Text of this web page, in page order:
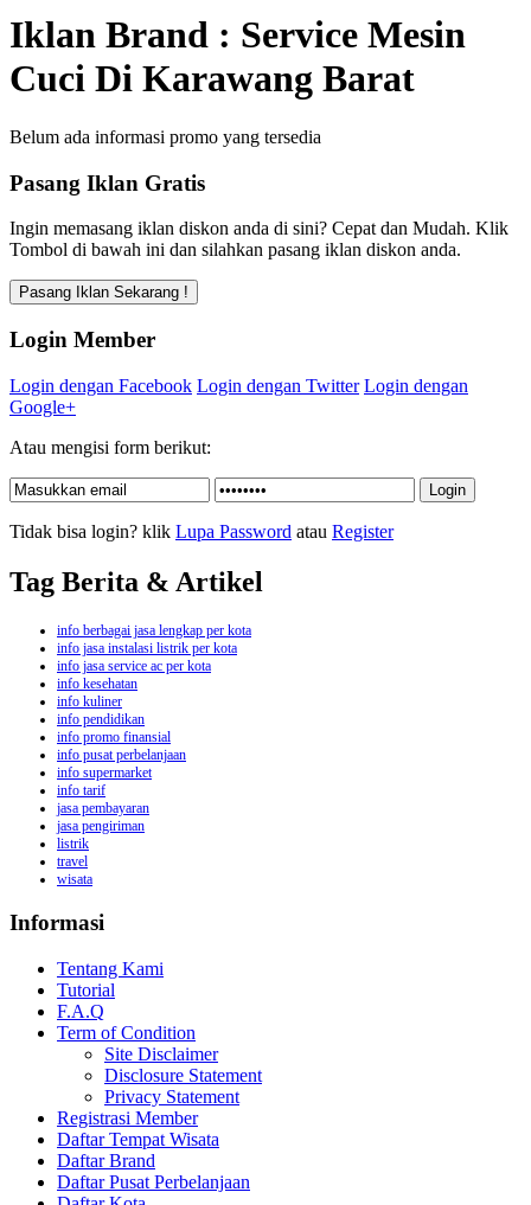
Iklan Brand : Service Mesin
Cuci Di Karawang Barat
Belum ada informasi promo yang tersedia
Pasang Iklan Gratis
Ingin memasang iklan diskon anda di sini? Cepat dan Mudah. Klik
Tombol di bawah ini dan silahkan pasang iklan diskon anda.
Login Member
Login dengan Facebook Login dengan Twitter Login dengan
Google+
Atau mengisi form berikut:
Tidak bisa login? klik Lupa Password atau Register
Tag Berita & Artikel
info berbagai jasa lengkap per kota
info jasa instalasi listrik per kota
info jasa service ac per kota
info kesehatan
info kuliner
info pendidikan
info promo finansial
info pusat perbelanjaan
info supermarket
info tarif
jasa pembayaran
jasa pengiriman
listrik
travel
wisata
Informasi
Tentang Kami
Tutorial
F.A.Q
Term of Condition
Site Disclaimer
Disclosure Statement
Privacy Statement
Registrasi Member
Daftar Tempat Wisata
Daftar Brand
Daftar Pusat Perbelanjaan